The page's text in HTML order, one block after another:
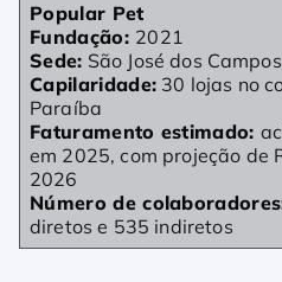
Popular Pet
Fundação: 2021
Sede: São José dos
Capilaridade: 30 lojas no
Paraíba
Faturamento estimado:
em 2025, com projeção de
2026
Número de
diretos e 535 indiretos